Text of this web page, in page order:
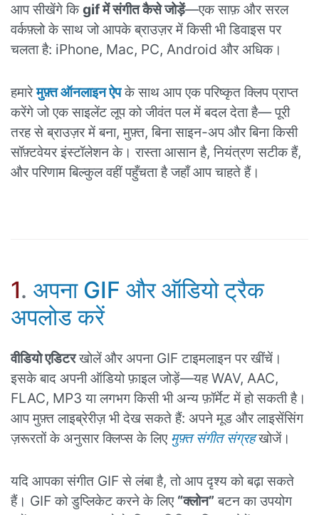
आप सीखेंगे किgif में संगीत कैसे जोड़ें—एक साफ़ और सरल
वर्कफ़्लो के साथ जो आपके ब्राउज़र में किसी भी डिवाइस पर
चलता है: iPhone, Mac, PC, Android और अधिक।
हमारेमुफ़्त ऑनलाइन ऐपके साथ आप एक परिष्कृत क्लिप प्राप्त
करेंगे जो एक साइलेंट लूप को जीवंत पल में बदल देता है— पूरी
तरह से ब्राउज़र में बना, मुफ़्त, बिना साइन-अप और बिना किसी
सॉफ़्टवेयर इंस्टॉलेशन के। रास्ता आसान है, नियंत्रण सटीक हैं,
और परिणाम बिल्कुल वहीं पहुँचता है जहाँ आप चाहते हैं।
1. अपना GIF और ऑडियो ट्रैक
अपलोड करें
वीडियो एडिटरखोलें और अपना GIF टाइमलाइन पर खींचें।
इसके बाद अपनी ऑडियो फ़ाइल जोड़ें—यह WAV, AAC,
FLAC, MP3 या लगभग किसी भी अन्य फ़ॉर्मेट में हो सकती है।
आप मुफ़्त लाइब्रेरीज़ भी देख सकते हैं: अपने मूड और लाइसेंसिंग
ज़रूरतों के अनुसार क्लिप्स के लिए मुफ़्त संगीत संग्रहखोजें।
यदि आपका संगीत GIF से लंबा है, तो आप दृश्य को बढ़ा सकते
हैं। GIF को डुप्लिकेट करने के लिए “क्लोन” बटन का उपयोग